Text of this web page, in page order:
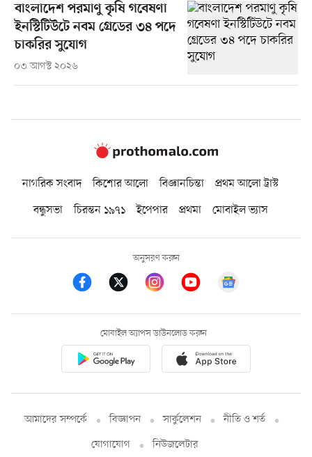
বাংলাদেশ পরমাণু কৃষি গবেষণা
ইনস্টিটিউটে নবম গ্রেডের ৩৪ পদে
চাকরির সুযোগ
০৩ আগস্ট ২০২৬
নাগরিক সংবাদ কিশোর আলো বিজ্ঞানচিন্তা
প্রথম আলো ট্রাস্ট
বন্ধুসভা
চিরন্তন ১৯৭১ ইপেপার প্রথমা মোবাইল ভ্যাস
অনুসরণ করুন
মোবাইল অ্যাপস ডাউনলোড করুন
আমাদের সম্পর্কে বিজ্ঞাপন সার্কুলেশন
নীতি ও শর্ত
যোগাযোগ
নিউজলেটার